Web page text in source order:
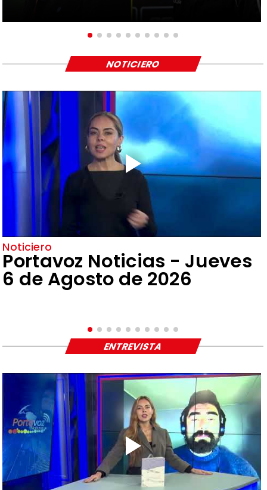
Noticiero
Portavoz Noticias - Jueves
6 de Agosto de 2026
NOTICIERO
ENTREVISTA